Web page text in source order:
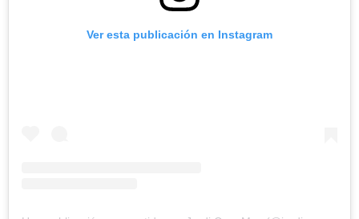
Ver esta publicación en Instagram